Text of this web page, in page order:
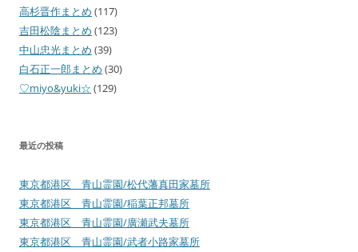
高杉晋作まとめ (117)
吉田松陰まとめ (123)
中山忠光まとめ (39)
白石正一郎まとめ (30)
♡miyo&yuki☆ (129)
最近の投稿
東京都港区 青山霊園/松代藩真田家墓所
東京都港区 青山霊園/稲葉正邦墓所
東京都港区 青山霊園/廣瀬武夫墓所
東京都港区 青山霊園/武者小路家墓所